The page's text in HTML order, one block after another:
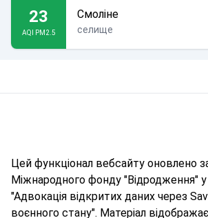
23
AQI PM2.5
Смоліне
селище
Цей функціонал вебсайту оновлено
Міжнародного фонду "Відродження"
"Адвокація відкритих даних через
воєнного стану". Матеріал